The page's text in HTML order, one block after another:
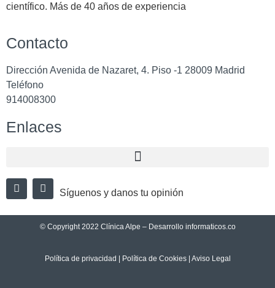
científico. Más de 40 años de experiencia
Contacto
Dirección Avenida de Nazaret, 4. Piso -1 28009 Madrid
Teléfono
914008300
Enlaces
Síguenos y danos tu opinión
© Copyright2022 Clínica Alpe – Desarrollo informaticos.co
Política de privacidad Política de Cookies| Aviso Legal